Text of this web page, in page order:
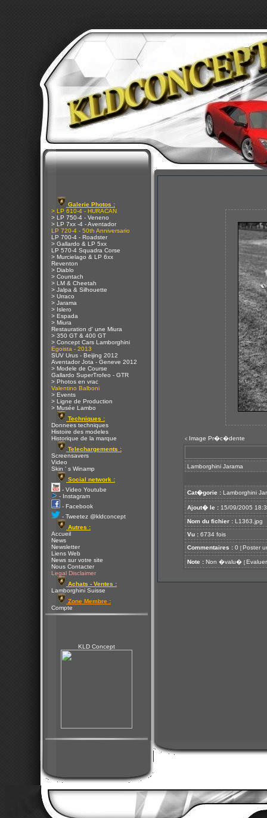
Galerie Photos :
> LP 610-4 - HURACAN
> LP 750-4 - Veneno
> LP 7xx -4 - Aventador
LP 720-4 - 50th Anniversario
LP 700-4 - Roadster
> Gallardo & LP 5xx
LP 570-4 Squadra Corse
> Murcielago & LP 6xx
Reventon
> Diablo
> Countach
> LM & Cheetah
> Jalpa & Silhouette
> Urraco
> Jarama
> Islero
> Espada
> Miura
Restauration d' une Miura
> 350 GT & 400 GT
> Concept Cars Lamborghini
Egoista - 2013
SUV Urus - Beijing 2012
Aventador Jota - Geneve 2012
> Modele de Course
Gallardo SuperTrofeo - GTR
> Photos en vrac
Valentino Balboni
> Events
> Ligne de Production
> Musée Lambo
Techniques :
Donnees techniques
Histoire des modeles
Historique de la marque
Telechargements :
Screensavers
Video
Skin ' s Winamp
Social network :
- Video Youtube
- Instagram
- Facebook
- Tweetez @kldconcept
Autres :
Accueil
News
Newsletter
Liens Web
News sur votre site
Nous Contacter
Legal Disclaimer
Achats - Ventes :
Lamborghini Suisse
Zone Membre :
Compte
KLD Concept
< Image Pr�c�dente
Lamborghini Jarama
Cat�gorie : Lamborghini
Ajout� le : 15/09/2005
Nom du fichier : L1363.jpg
Vu : 6734 fois
Commentaires : 0 [ Poster
Note : Non �valu� [ Evaluer